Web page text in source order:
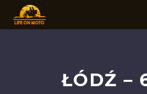
ŁÓDŹ –